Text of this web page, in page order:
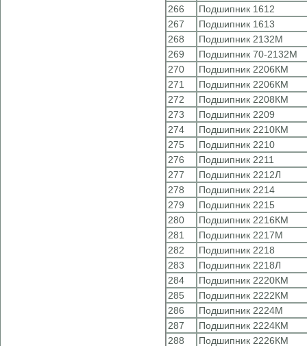
266
Подшипник 1612
267
Подшипник 1613
268
Подшипник 2132М
269
Подшипник 70-2132М
270
Подшипник 2206КМ
271
Подшипник 2206КМ
272
Подшипник 2208КМ
273
Подшипник 2209
274
Подшипник 2210КМ
275
Подшипник 2210
276
Подшипник 2211
277
Подшипник 2212Л
278
Подшипник 2214
279
Подшипник 2215
280
Подшипник 2216КМ
281
Подшипник 2217М
282
Подшипник 2218
283
Подшипник 2218Л
284
Подшипник 2220КМ
285
Подшипник 2222КМ
286
Подшипник 2224М
287
Подшипник 2224КМ
288
Подшипник 2226КМ